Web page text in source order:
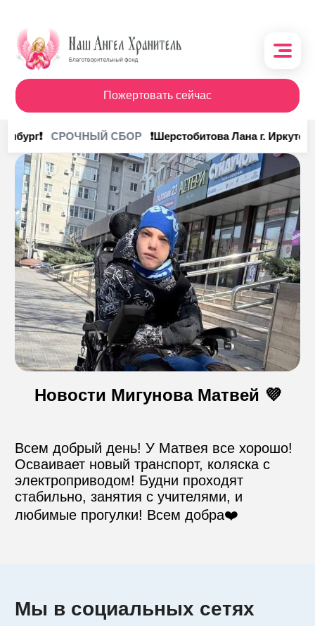
Пожертовать сейчас
О фонде
Поступления
Кому помочь
Кому помогли
Получить помощь
Сотрудничество
Контакты
телефон для связи
+74999610149
e-mail для связи
СРОЧНЫЙ СБОР ❗Шерстобитова Лана г. Иркутск❗
Новости Мигунова Матвей 💜
Всем добрый день! У Матвея все хорошо!
Осваивает новый транспорт, коляска с
электроприводом! Будни проходят
стабильно, занятия с учителями, и
любимые прогулки! Всем добра❤️
Мы в социальных сетях